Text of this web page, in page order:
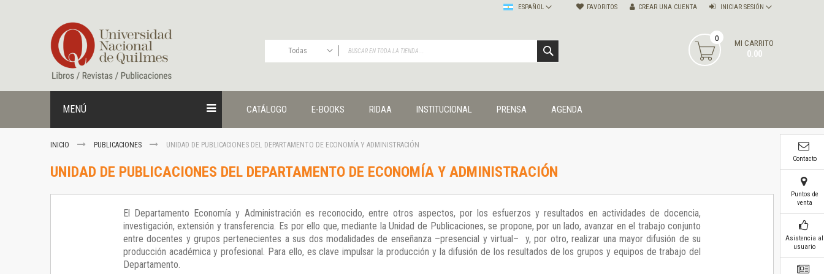
contenido
FAVORITOS INICIAR SESIÓN
CREAR UNA CUENTA
ESPAÑOL
Todas
Publicaciones
Editorial
Administración y economía
Coedición UNQ / UNC
Cuadernos universitarios
Derechos humanos
Ediciones especiales
MI CARRITO
0.00
0
MENÚ CATÁLOGO E-BOOKS RIDAA INSTITUCIONAL PRENSA AGENDA
INICIO PUBLICACIONES UNIDAD DE PUBLICACIONES DEL DEPARTAMENTO DE ECONOMÍA Y ADMINISTRACIÓN
UNIDAD DE PUBLICACIONES DEL DEPARTAMENTO DE ECONOMÍA Y ADMINISTRACIÓN
El Departamento Economía y Administración es reconocido, entre otros aspectos, por los esfuerzos y resultados en actividades de docencia,
investigación, extensión y transferencia. Es por ello que, mediante la Unidad de Publicaciones, se propone, por un lado, avanzar en el trabajo conjunto
entre docentes y grupos pertenecientes a sus dos modalidades de enseñanza –presencial y virtual– y, por otro, realizar una mayor difusión de su
producción académica y profesional. Para ello, es clave impulsar la producción y la difusión de los resultados de los grupos y equipos de trabajo del
Departamento.
Contacto
Puntos de
venta
Asistencia al
usuario